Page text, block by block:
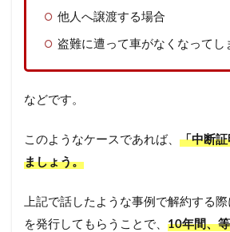
他人へ譲渡する場合
盗難に遭って車がなくなってし
などです。
このようなケースであれば、 「中断
ましょう。
上記で話したような事例で解約する際
を発行してもらうことで、 10年間、